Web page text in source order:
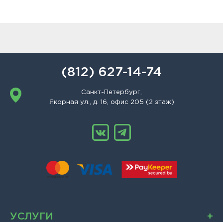
(812) 627-14-74
Санкт-Петербург,
Якорная ул., д. 16, офис 205 (2 этаж)
УСЛУГИ